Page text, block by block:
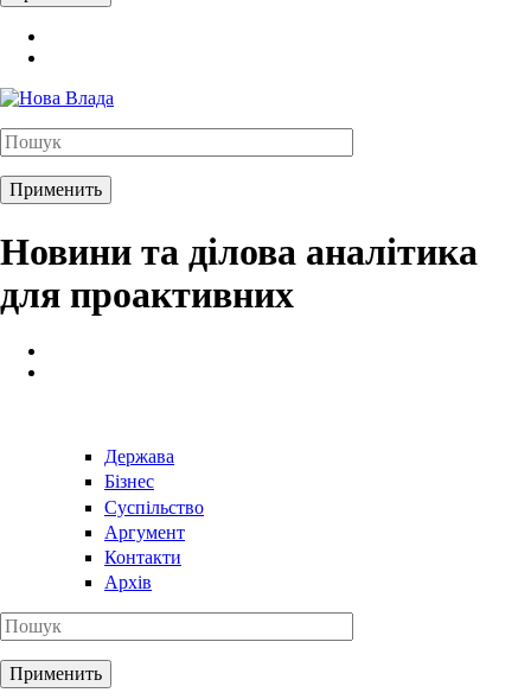
Новини та ділова аналітика
для проактивних
Держава
Бізнес
Суспільство
Аргумент
Контакти
Архів